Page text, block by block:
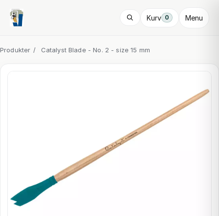
Kurv 0 Menu
Produkter / Catalyst Blade - No. 2 - size 15 mm